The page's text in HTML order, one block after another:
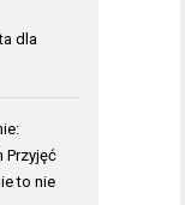
dla
Przyjęć
to nie